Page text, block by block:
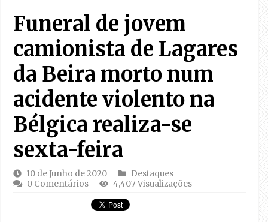
Funeral de jovem
camionista de Lagares
da Beira morto num
acidente violento na
Bélgica realiza-se
sexta-feira
10 de Junho de 2020
Destaques
0 Comentários
4,407 Visualizações